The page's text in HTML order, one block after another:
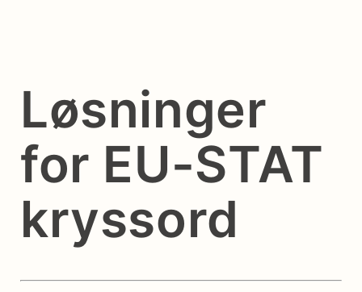
Løsninger
for EU-STAT
kryssord